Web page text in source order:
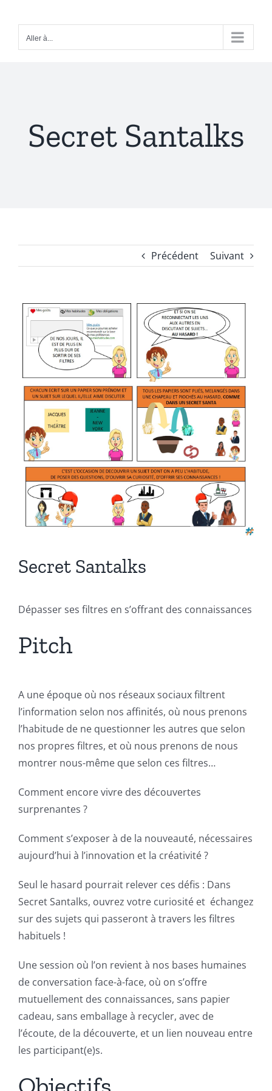
contenuAller à...
Secret Santalks
Précédent Suivant
Voir
agrandie
Secret Santalks
Dépasser ses filtres en s’offrant des connaissances
Pitch
A une époque où nos réseaux sociaux filtrent
l’information selon nos affinités, où nous prenons
l’habitude de ne questionner les autres que selon
nos propres filtres, et où nous prenons de nous
montrer nous-même que selon ces filtres…
Comment encore vivre des découvertes
surprenantes ?
Comment s’exposer à de la nouveauté, nécessaires
aujourd’hui à l’innovation et la créativité ?
Seul le hasard pourrait relever ces défis : Dans
Secret Santalks, ouvrez votre curiosité et échangez
sur des sujets qui passeront à travers les filtres
habituels !
Une session où l’on revient à nos bases humaines
de conversation face-à-face, où on s’offre
mutuellement des connaissances, sans papier
cadeau, sans emballage à recycler, avec de
l’écoute, de la découverte, et un lien nouveau entre
les participant(e)s.